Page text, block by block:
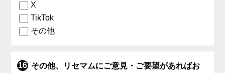
X
TikTok
その他
その他、リセマムにご意見・ご要望があればお